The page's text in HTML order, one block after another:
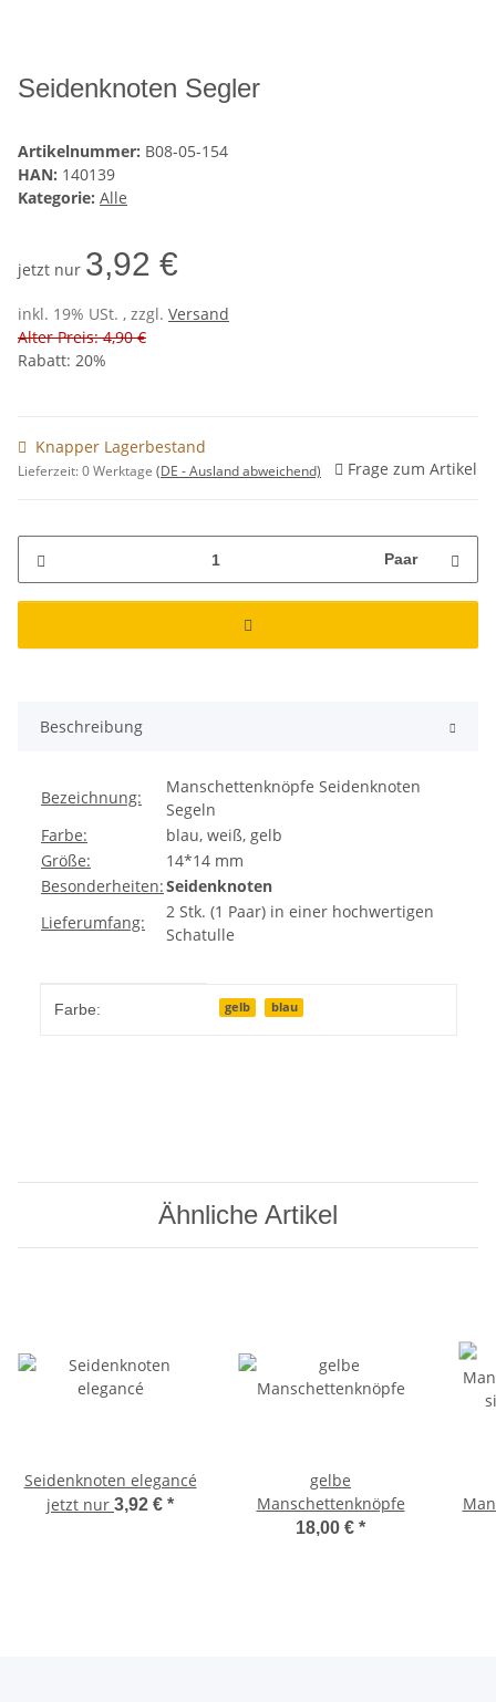
Seidenknoten Segler
Artikelnummer: B08-05-154
HAN: 140139
Kategorie: Alle
jetzt nur 3,92 €
inkl. 19% USt. , zzgl. Versand
Alter Preis: 4,90 €
Rabatt: 20%
Knapper Lagerbestand
Lieferzeit:0 Werktage (DE - Ausland abweichend) Frage zum Artikel
Paar
Beschreibung
Bezeichnung:
Manschettenknöpfe Seidenknoten
Segeln
Farbe:
blau, weiß, gelb
Größe:
14*14 mm
Besonderheiten:Seidenknoten
Lieferumfang:
2 Stk. (1 Paar) in einer hochwertigen
Schatulle
Produkteigenschaft
Wert
Farbe: gelb blau
Ähnliche Artikel
Seidenknoten elegancé
jetzt nur 3,92 € *
gelbe
Manschettenknöpfe
18,00 € *